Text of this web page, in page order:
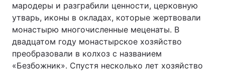
мародеры и разграбили ценности, церковную
утварь, иконы в окладах, которые жертвовали
монастырю многочисленные меценаты. В
двадцатом году монастырское хозяйство
преобразовали в колхоз с названием
«Безбожник». Спустя несколько лет хозяйство